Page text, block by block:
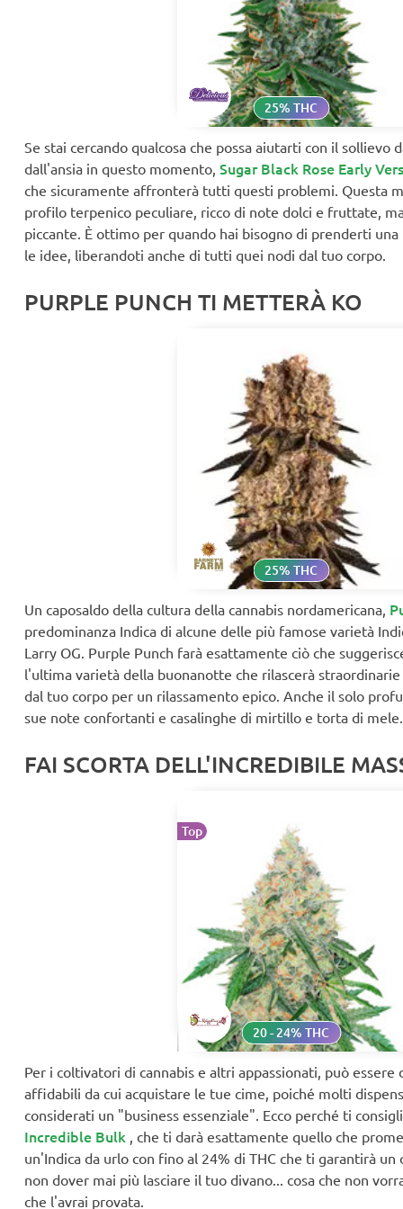
25% THC
Se stai cercando qualcosa che possa aiutarti con il sollievo
dall'ansia in questo momento, Sugar Black Rose Early
che sicuramente affronterà tutti questi problemi. Questa
profilo terpenico peculiare, ricco di note dolci e fruttate,
piccante. È ottimo per quando hai bisogno di prenderti
le idee, liberandoti anche di tutti quei nodi dal tuo corpo.
PURPLE PUNCH TI METTERÀ KO
25% THC
Un caposaldo della cultura della cannabis nordamericana,
predominanza Indica di alcune delle più famose varietà
Larry OG. Purple Punch farà esattamente ciò che
l'ultima varietà della buonanotte che rilascerà
dal tuo corpo per un rilassamento epico. Anche il solo
sue note confortanti e casalinghe di mirtillo e torta di mele.
FAI SCORTA DELL'INCREDIBILE
Top
20 - 24% THC
Per i coltivatori di cannabis e altri appassionati, può
affidabili da cui acquistare le tue cime, poiché molti
considerati un "business essenziale". Ecco perché ti
Incredible Bulk , che ti darà esattamente quello che
un'Indica da urlo con fino al 24% di THC che ti garantirà
non dover mai più lasciare il tuo divano... cosa che non
che l'avrai provata.